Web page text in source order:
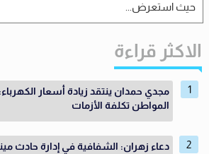
حيث استعرض...
الاكثر قراءة
مجدي حمدان ينتقد زيادة أسعار
المواطن تكلفة الأزمات
دعاء زهران: الشفافية في إدارة حادث